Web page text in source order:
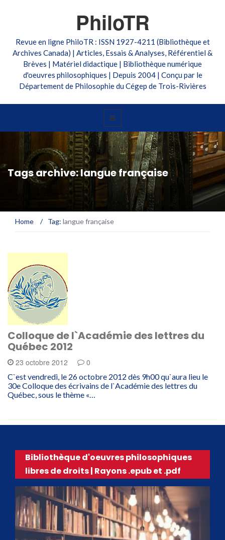
PhiloTR
Revue en ligne PhiloTR : ISSN 1927-4211 (Bibliothèque et
Archives Canada) | Articles, Essais & Analyses, Référentiel &
Brèves | Matériel didactique | Bibliothèque numérique
d'oeuvres philosophiques | Depuis 2004 | Conçu par le
Département de Philosophie du Cégep de Trois-Rivières
Tags archive: langue française
Home / Tag: langue française
Colloque de l`Académie des lettres du
Québec 2012
23 octobre 2012 0
C`est vendredi, le 26 octobre 2012 dès 9h00 qu`aura lieu le
30e Colloque des écrivains de l`Académie des lettres du
Québec, sous le thème «…
Bibliothèque d'oeuvres philosophiques
libres de droits | Rayons .epub et .pdf